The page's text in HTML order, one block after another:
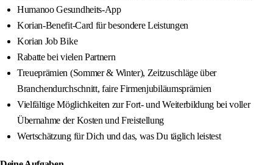
Humanoo Gesundheits-App
Korian-Benefit-Card für besondere Leistungen
Korian Job Bike
Rabatte bei vielen Partnern
Treueprämien (Sommer & Winter), Zeitzuschläge über
Branchendurchschnitt, faire Firmenjubiläumsprämien
Vielfältige Möglichkeiten zur Fort- und Weiterbildung bei voller
Übernahme der Kosten und Freistellung
Wertschätzung für Dich und das, was Du täglich leistest